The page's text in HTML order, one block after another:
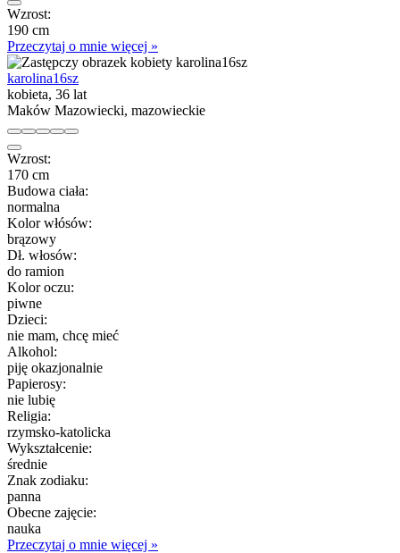
Wzrost:
190 cm
Przeczytaj o mnie więcej »
karolina16sz
kobieta, 36 lat
Maków Mazowiecki, mazowieckie
Wzrost:
170 cm
Budowa ciała:
normalna
Kolor włósów:
brązowy
Dł. włosów:
do ramion
Kolor oczu:
piwne
Dzieci:
nie mam, chcę mieć
Alkohol:
piję okazjonalnie
Papierosy:
nie lubię
Religia:
rzymsko-katolicka
Wykształcenie:
średnie
Znak zodiaku:
panna
Obecne zajęcie:
nauka
Przeczytaj o mnie więcej »